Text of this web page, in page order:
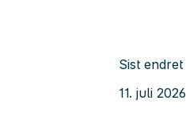
Sist endret
11. juli 2026